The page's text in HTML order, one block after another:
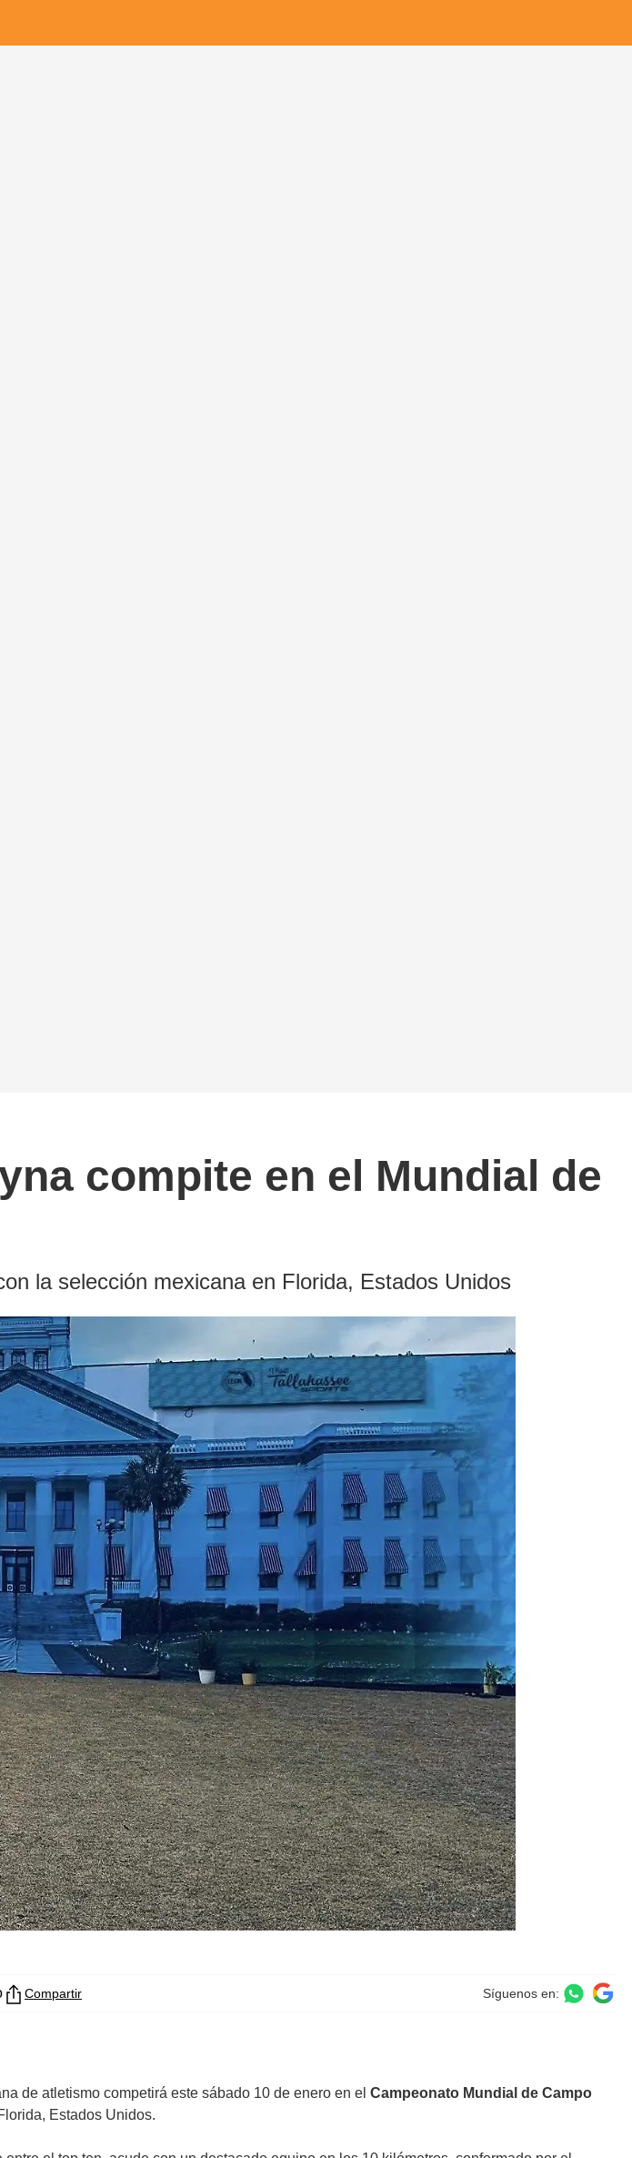
compite en el Mundial de
la selección mexicana en Florida, Estados Unidos
Compartir Síguenos en:
de atletismo competirá este sábado 10 de enero en el Campeonato Mundial de Campo
Estados Unidos.